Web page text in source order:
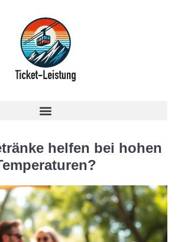
helfen bei hohen